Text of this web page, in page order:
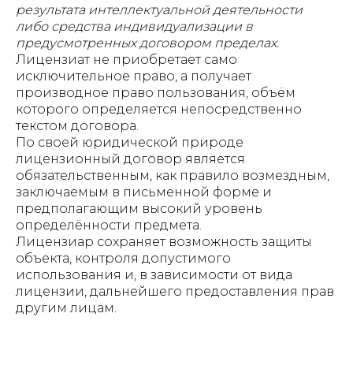
результата интеллектуальной деятельности
либо средства индивидуализации в
предусмотренных договором пределах.
Лицензиат не приобретает само
исключительное право, а получает
производное право пользования, объём
которого определяется непосредственно
текстом договора.
По своей юридической природе
лицензионный договор является
обязательственным, как правило возмездным,
заключаемым в письменной форме и
предполагающим высокий уровень
определённости предмета.
Лицензиар сохраняет возможность защиты
объекта, контроля допустимого
использования и, в зависимости от вида
лицензии, дальнейшего предоставления прав
другим лицам.